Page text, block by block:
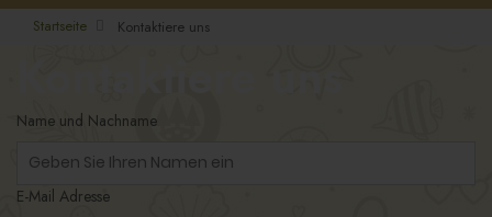
Startseite Kontaktiere uns
Name und Nachname
E-Mail Adresse